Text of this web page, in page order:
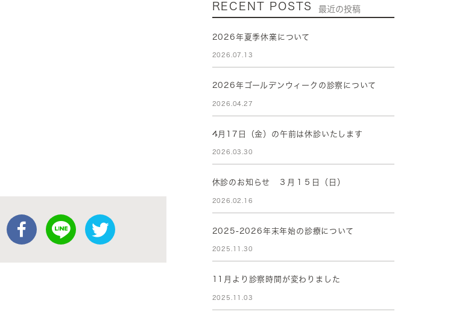
RECENT POSTS 最近の投稿
2026年夏季休業について
2026.07.13
2026年ゴールデンウィークの診察について
2026.04.27
4月17日（金）の午前は休診いたします
2026.03.30
休診のお知らせ ３月１５日（日）
2026.02.16
2025-2026年末年始の診療について
2025.11.30
11月より診察時間が変わりました
2025.11.03